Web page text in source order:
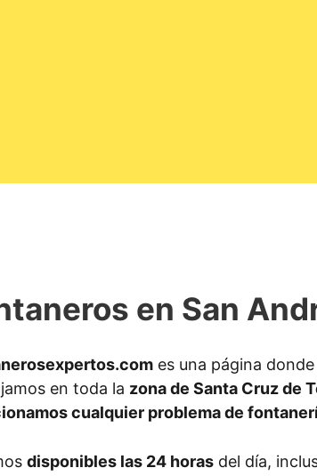
en San
es una página
en toda la zona de Santa Cruz de
cualquier problema de
disponibles las 24 horas del día,